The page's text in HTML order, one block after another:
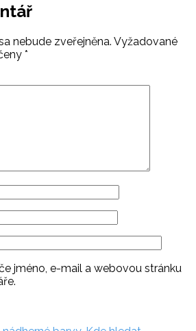
nebude zveřejněna. Vyžadované
*
jméno, e-mail a webovou stránku